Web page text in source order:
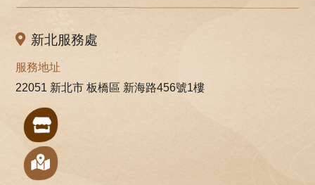
新北服務處
服務地址
22051 新北市 板橋區 新海路456號1樓